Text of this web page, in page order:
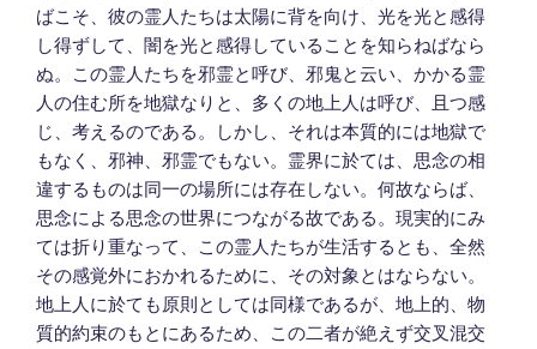
ばこそ、彼の霊人たちは太陽に背を向け、光を光と感得
し得ずして、闇を光と感得していることを知らねばなら
ぬ。この霊人たちを邪霊と呼び、邪鬼と云い、かかる霊
人の住む所を地獄なりと、多くの地上人は呼び、且つ感
じ、考えるのである。しかし、それは本質的には地獄で
もなく、邪神、邪霊でもない。霊界に於ては、思念の相
違するものは同一の場所には存在しない。何故ならば、
思念による思念の世界につながる故である。現実的にみ
ては折り重なって、この霊人たちが生活するとも、全然
その感覚外におかれるために、その対象とはならない。
地上人に於ても原則としては同様であるが、地上的、物
質的約束のもとにあるため、この二者が絶えず交叉混交